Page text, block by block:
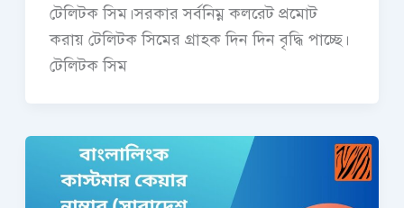
টেলিটক সিম।সরকার সর্বনিম্ন কলরেট প্রমোট
করায় টেলিটক সিমের গ্রাহক দিন দিন বৃদ্ধি পাচ্ছে।
টেলিটক সিম